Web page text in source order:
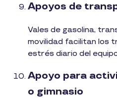
Apoyos de
Vales de gasolina,
movilidad facilitan los
estrés diario del
Apoyo para
o gimnasio